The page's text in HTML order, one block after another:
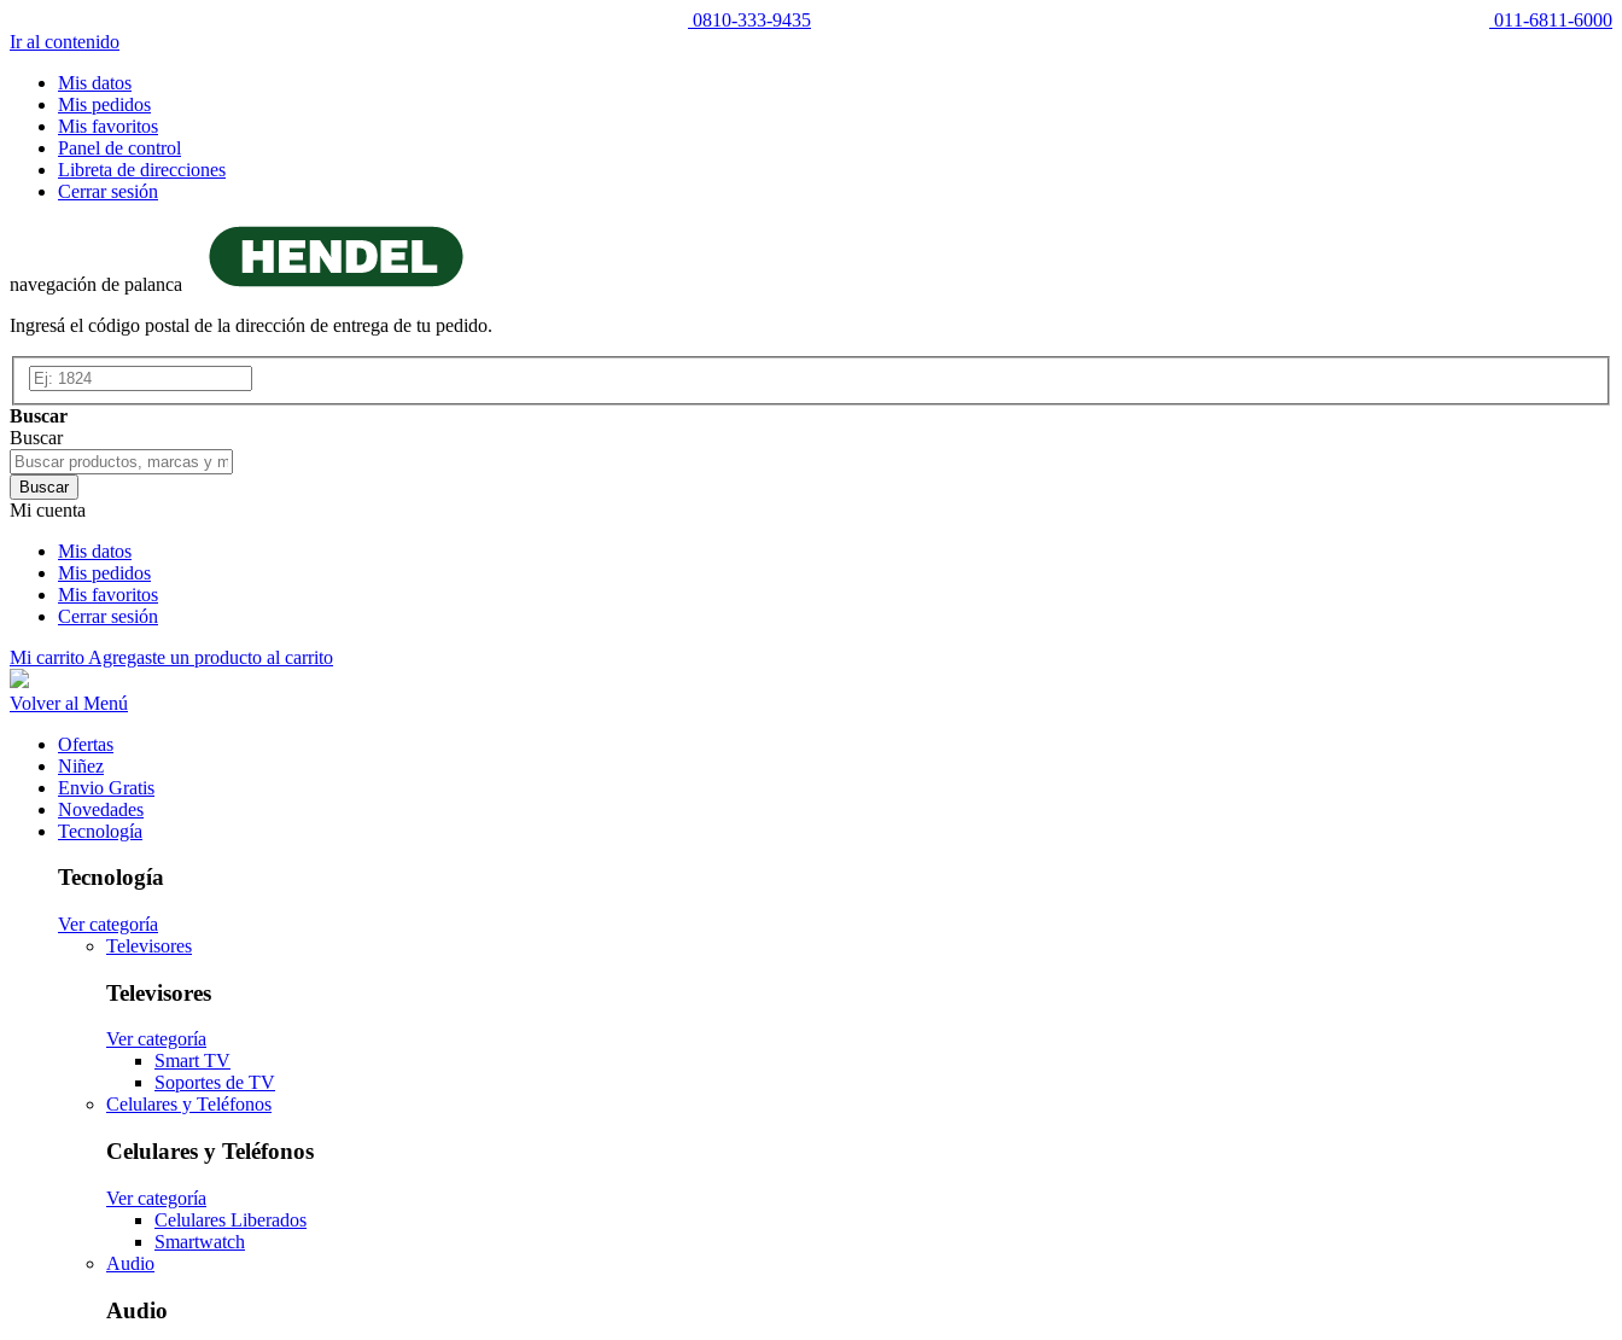
0810-333-9435
011-6811-6000
Ir al contenido
Mis datos
Mis pedidos
Mis favoritos
Panel de control
Libreta de direcciones
Cerrar sesión
navegación de palanca
Ingresá el código postal de la dirección de entrega de tu pedido.
Buscar
Buscar
Buscar
Mi cuenta
Mis datos
Mis pedidos
Mis favoritos
Cerrar sesión
Mi carrito Agregaste un producto al carrito
Volver al Menú
Ofertas
Niñez
Envio Gratis
Novedades
Tecnología
Tecnología
Ver categoría
Televisores
Televisores
Ver categoría
Smart TV
Soportes de TV
Celulares y Teléfonos
Celulares y Teléfonos
Ver categoría
Celulares Liberados
Smartwatch
Audio
Audio